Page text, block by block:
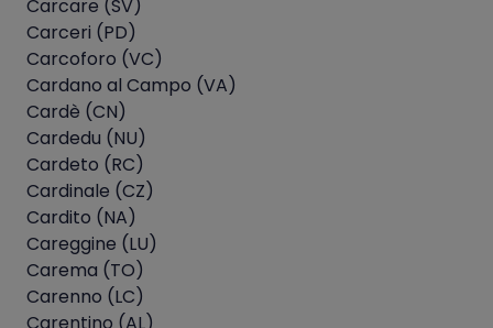
Carcare (SV)
Carceri (PD)
Carcoforo (VC)
Cardano al Campo (VA)
Cardè (CN)
Cardedu (NU)
Cardeto (RC)
Cardinale (CZ)
Cardito (NA)
Careggine (LU)
Carema (TO)
Carenno (LC)